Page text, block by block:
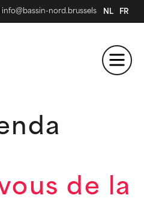
info@bassin-nord.brussels NL FR
de la